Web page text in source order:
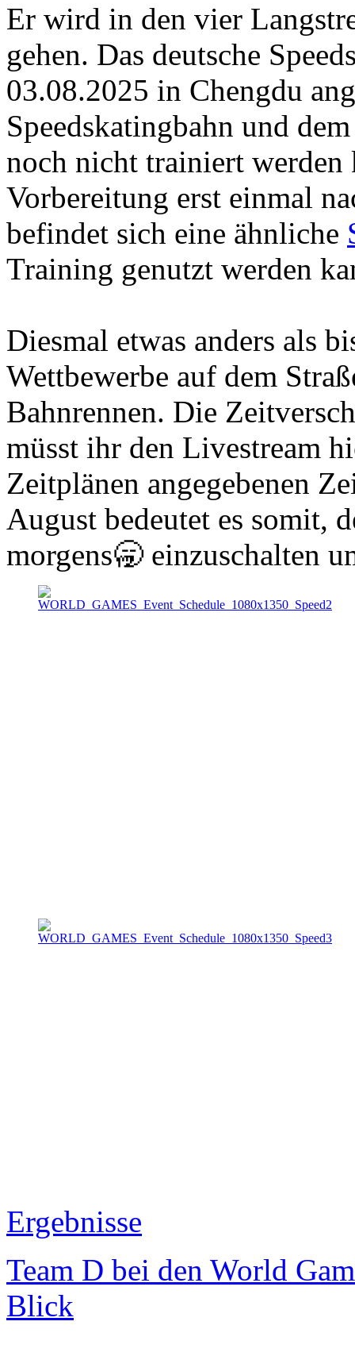
Er wird in den vier
gehen. Das deutsche
03.08.2025 in Chengdu
Speedskatingbahn und
noch nicht trainiert werden
Vorbereitung erst einmal
befindet sich eine ähnliche
Training genutzt werden
Diesmal etwas anders als
Wettbewerbe auf dem
Bahnrennen. Die
müsst ihr den Livestream
Zeitplänen angegebenen
August bedeutet es somit,
morgens🥱 einzuschalten
Ergebnisse
Team D bei den World
Blick